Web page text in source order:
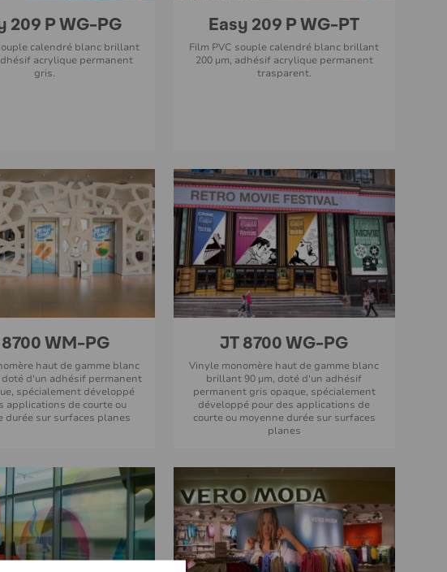
209 P WG-PG
calendré blanc brillant
acrylique permanent
gris.
Easy 209 P WG-PT
Film PVC souple calendré blanc brillant
200 µm, adhésif acrylique permanent
trasparent.
WM-PG
haut de gamme blanc
doté d'un adhésif permanent
spécialement développé
applications de courte ou
durée sur surfaces planes
JT 8700 WG-PG
Vinyle monomère haut de gamme blanc
brillant 90 µm, doté d'un adhésif
permanent gris opaque, spécialement
développé pour des applications de
courte ou moyenne durée sur surfaces
planes